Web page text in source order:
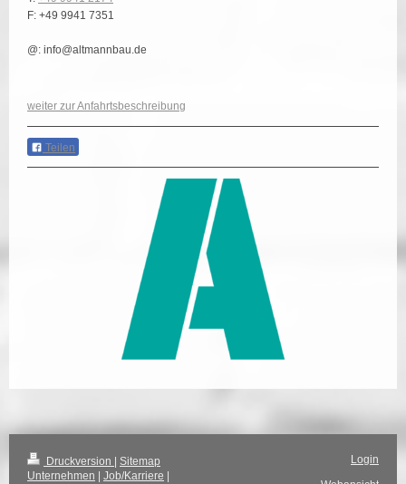
F: +49 9941 7351
@: info@altmannbau.de
weiter zur Anfahrtsbeschreibung
Teilen
Druckversion | Sitemap
Unternehmen | Job/Karriere |
Login